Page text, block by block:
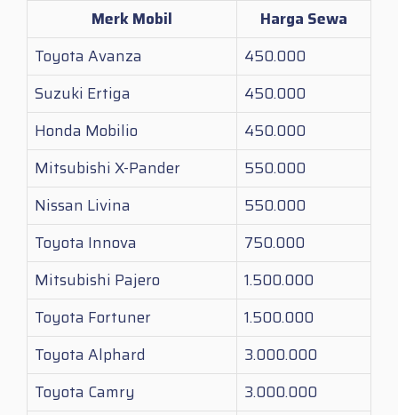
Merk Mobil
Harga Sewa
Toyota Avanza
450.000
Suzuki Ertiga
450.000
Honda Mobilio
450.000
Mitsubishi X-Pander
550.000
Nissan Livina
550.000
Toyota Innova
750.000
Mitsubishi Pajero
1.500.000
Toyota Fortuner
1.500.000
Toyota Alphard
3.000.000
Toyota Camry
3.000.000